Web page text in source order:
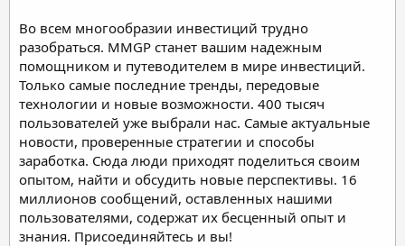
Во всем многообразии инвестиций трудно
разобраться. MMGP станет вашим надежным
помощником и путеводителем в мире инвестиций.
Только самые последние тренды, передовые
технологии и новые возможности. 400 тысяч
пользователей уже выбрали нас. Самые актуальные
новости, проверенные стратегии и способы
заработка. Сюда люди приходят поделиться своим
опытом, найти и обсудить новые перспективы. 16
миллионов сообщений, оставленных нашими
пользователями, содержат их бесценный опыт и
знания. Присоединяйтесь и вы!